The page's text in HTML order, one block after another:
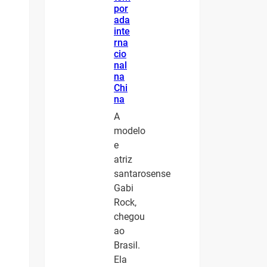
por
ada
inte
rna
cio
nal
na
Chi
na
A
modelo
e
atriz
santarosense
Gabi
Rock,
chegou
ao
Brasil.
Ela